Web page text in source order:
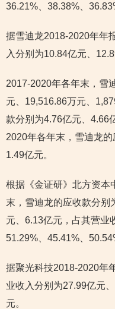
36.21%、38.38%、
据雪迪龙2018-2020年年
入分别为10.84亿元、
2017-2020年各年末，雪
元、19,516.86万元、
款分别为4.76亿元、4.66
2020年各年末，雪迪龙的
1.49亿元。
根据《金证研》北方资本
末，雪迪龙的应收款分别
元、6.13亿元，占其营业
51.29%、45.41%、
据聚光科技2018-2020年
业收入分别为27.99亿元
元。